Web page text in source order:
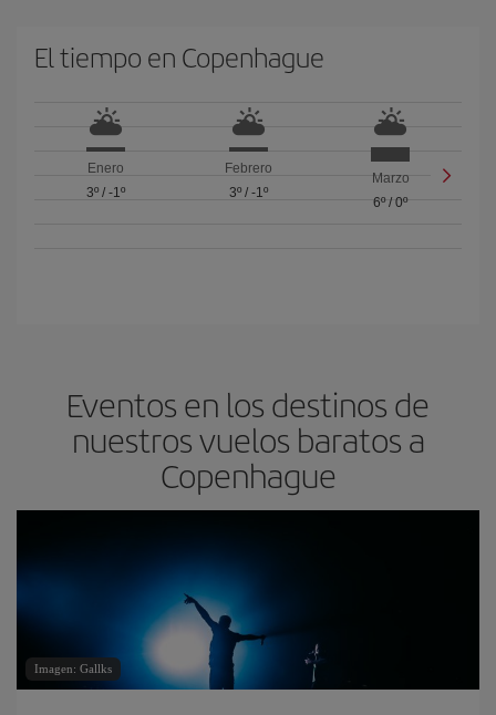
El tiempo en Copenhague
Enero
3º/ -1º
Febrero
3º/ -1º
Marzo
6º/0º
Eventos en los destinos de
nuestros vuelos baratos a
Copenhague
Imagen: Gallks